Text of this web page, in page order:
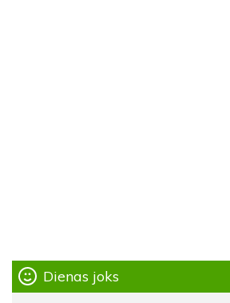
Dienas joks